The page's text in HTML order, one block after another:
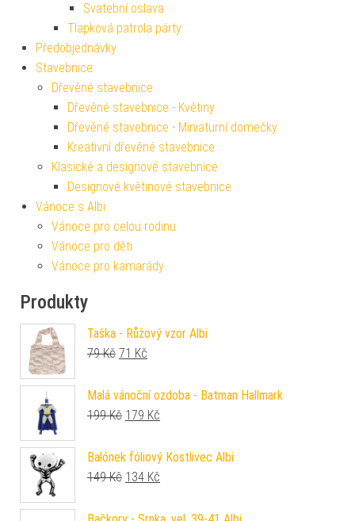
Svatební oslava
Tlapková patrola párty
Předobjednávky
Stavebnice
Dřevěné stavebnice
Dřevěné stavebnice - Květiny
Dřevěné stavebnice - Miniaturní domečky
Kreativní dřevěné stavebnice
Klasické a designové stavebnice
Designové květinové stavebnice
Vánoce s Albi
Vánoce pro celou rodinu
Vánoce pro děti
Vánoce pro kamarády
Produkty
Taška - Růžový vzor Albi
79Kč Původní cena byla: 79 Kč.
71 Kč
Malá vánoční ozdoba - Batman Hallmark
199Kč Původní cena byla: 199 Kč.
179 Kč
Balónek fóliový Kostlivec Albi
149Kč Původní cena byla: 149 Kč.
134 Kč